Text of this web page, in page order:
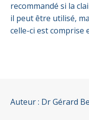
recommandé si la
il peut être utilisé,
celle-ci est comprise
Auteur : Dr Gérard